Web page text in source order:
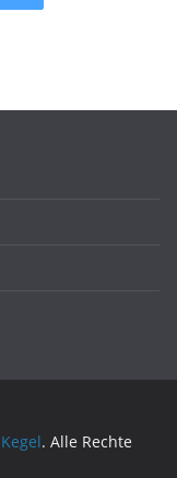
. Alle Rechte